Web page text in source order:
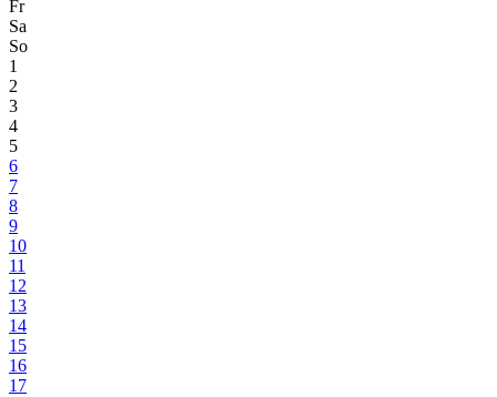
Fr
Sa
So
1
2
3
4
5
6
7
8
9
10
11
12
13
14
15
16
17